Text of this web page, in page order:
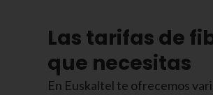
Las tarifas de
que necesitas
En Euskaltel te ofrecemos